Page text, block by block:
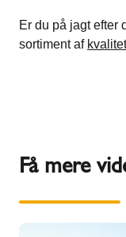
Er du på jagt efter
sortiment af
Få mere